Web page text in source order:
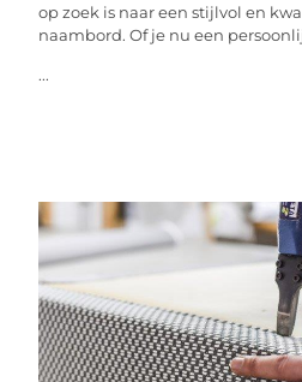
op zoek is naar een stijlvol en
naambord. Of je nu een
...